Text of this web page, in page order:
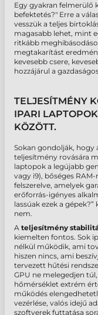
Egy gyakran felmerülő
befektetés?" Erre a
vesszük a teljes
magasabb lehet, mint
ritkább
megtakarítást
kevesebb csere,
hozzájárul a
TELJESÍTMÉNY
IPARI
KÖZÖTT.
Sokan gondolják, hogy
teljesítmény rovására
laptopok a legújabb
vagy i9), bőséges
felszerelve, amelyek
erőforrás-igényes
lassúak ezek a
nem.
A teljesítmény
kiemelten fontos. Sok
nélkül működik, ami
hiszen nincs, ami
tervezett hűtési
GPU ne melegedjen
hőmérséklet extrém
működés
vezérlése, valós idejű
szoftverek futtatása